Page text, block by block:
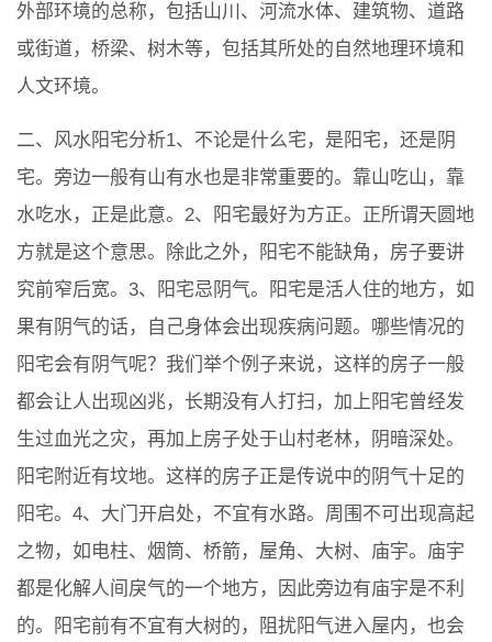
外部环境的总称，包括山川、河流水体、建筑物、道路
或街道，桥梁、树木等，包括其所处的自然地理环境和
人文环境。
二、风水阳宅分析1、不论是什么宅，是阳宅，还是阴
宅。旁边一般有山有水也是非常重要的。靠山吃山，靠
水吃水，正是此意。2、阳宅最好为方正。正所谓天圆地
方就是这个意思。除此之外，阳宅不能缺角，房子要讲
究前窄后宽。3、阳宅忌阴气。阳宅是活人住的地方，如
果有阴气的话，自己身体会出现疾病问题。哪些情况的
阳宅会有阴气呢？我们举个例子来说，这样的房子一般
都会让人出现凶兆，长期没有人打扫，加上阳宅曾经发
生过血光之灾，再加上房子处于山村老林，阴暗深处。
阳宅附近有坟地。这样的房子正是传说中的阴气十足的
阳宅。4、大门开启处，不宜有水路。周围不可出现高起
之物，如电柱、烟筒、桥箭，屋角、大树、庙宇。庙宇
都是化解人间戾气的一个地方，因此旁边有庙宇是不利
的。阳宅前有不宜有大树的，阻扰阳气进入屋内，也会